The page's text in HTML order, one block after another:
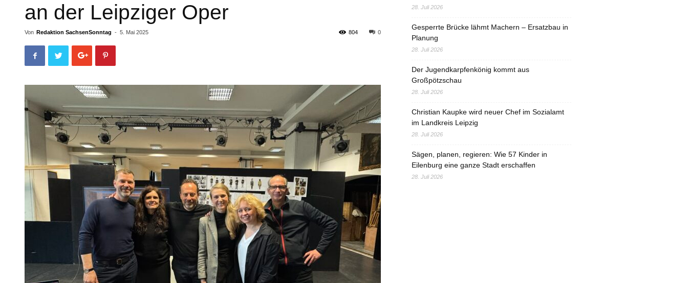
an der Leipziger Oper
Von Redaktion SachsenSonntag - 5. Mai 2025 0
804
28. Juli 2026
Gesperrte Brücke lähmt Machern – Ersatzbau in
Planung
28. Juli 2026
Der Jugendkarpfenkönig kommt aus
Großpötzschau
28. Juli 2026
Christian Kaupke wird neuer Chef im Sozialamt
im Landkreis Leipzig
28. Juli 2026
Sägen, planen, regieren: Wie 57 Kinder in
Eilenburg eine ganze Stadt erschaffen
28. Juli 2026